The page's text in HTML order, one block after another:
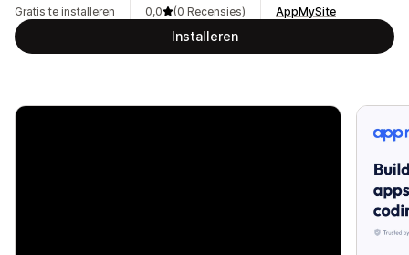
Gratis te installeren
0,0
(0 Recensies)
AppMySite
Installeren